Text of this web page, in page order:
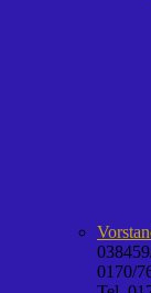
0170/